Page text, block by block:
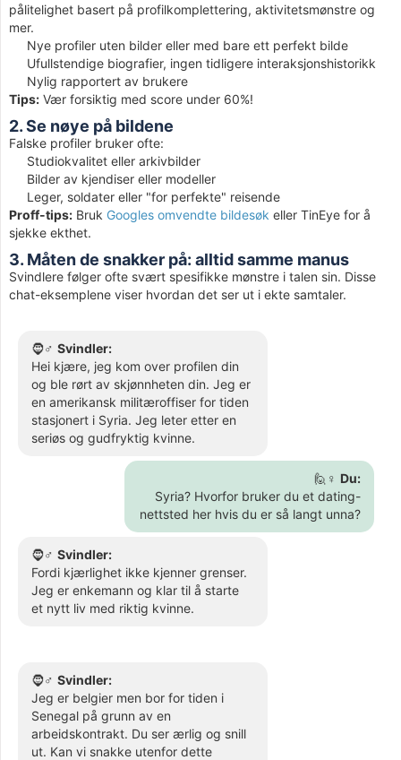
pålitelighet basert på profilkomplettering, aktivitetsmønstre og
mer.
Nye profiler uten bilder eller med bare ett perfekt bilde
Ufullstendige biografier, ingen tidligere interaksjonshistorikk
Nylig rapportert av brukere
Tips: Vær forsiktig med score under 60%!
2. Se nøye på bildene
Falske profiler bruker ofte:
Studiokvalitet eller arkivbilder
Bilder av kjendiser eller modeller
Leger, soldater eller "for perfekte" reisende
Proff-tips: Bruk Googles omvendte bildesøk eller TinEye for å
sjekke ekthet.
3. Måten de snakker på: alltid samme manus
Svindlere følger ofte svært spesifikke mønstre i talen sin. Disse
chat-eksemplene viser hvordan det ser ut i ekte samtaler.
🧔♂️ Svindler:
Hei kjære, jeg kom over profilen din
og ble rørt av skjønnheten din. Jeg er
en amerikansk militæroffiser for tiden
stasjonert i Syria. Jeg leter etter en
seriøs og gudfryktig kvinne.
🙋♀️ Du:
Syria? Hvorfor bruker du et dating-
nettsted her hvis du er så langt unna?
🧔♂️ Svindler:
Fordi kjærlighet ikke kjenner grenser.
Jeg er enkemann og klar til å starte
et nytt liv med riktig kvinne.
🧔♂️ Svindler:
Jeg er belgier men bor for tiden i
Senegal på grunn av en
arbeidskontrakt. Du ser ærlig og snill
ut. Kan vi snakke utenfor dette